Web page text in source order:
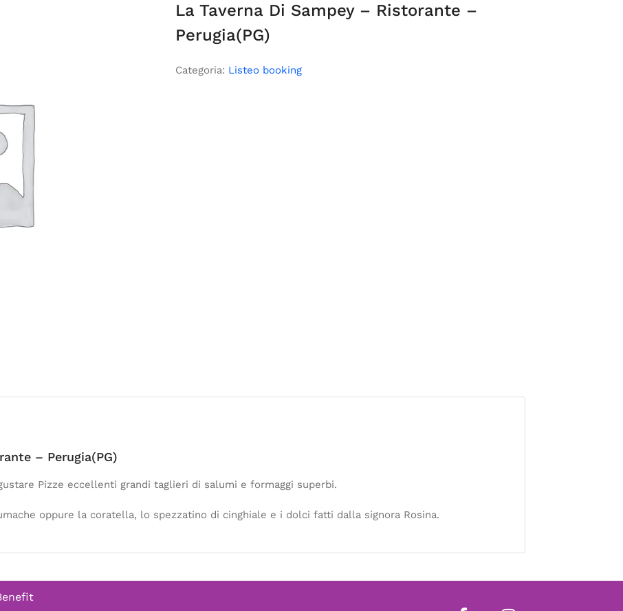
La Taverna Di Sampey – Ristorante –
Perugia(PG)
Categoria: Listeo booking
– Perugia(PG)
Pizze eccellenti grandi taglieri di salumi e formaggi superbi.
oppure la coratella, lo spezzatino di cinghiale e i dolci fatti dalla signora Rosina.